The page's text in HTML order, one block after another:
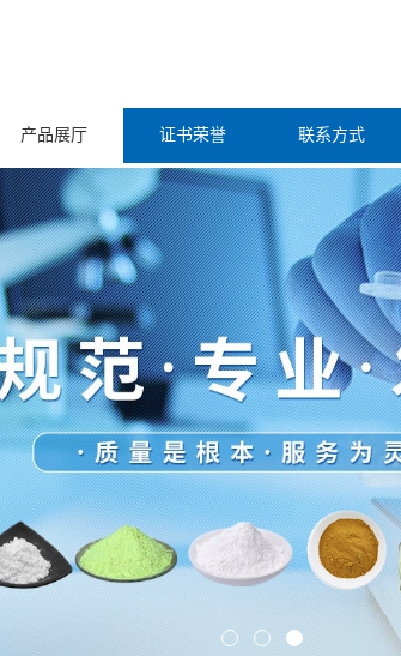
产品展厅 证书荣誉 联系方式